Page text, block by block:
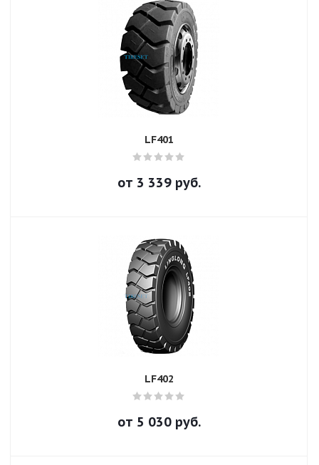
LF401
от 3 339руб.
LF402
от 5 030руб.